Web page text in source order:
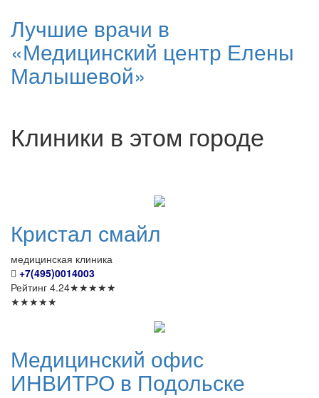
Лучшие врачи в
«Медицинский центр Елены
Малышевой»
Клиники в этом городе
Кристал смайл
медицинская клиника
+7(495)0014003
Рейтинг 4.24★★★★★
★★★★★
Медицинский офис
ИНВИТРО в Подольске